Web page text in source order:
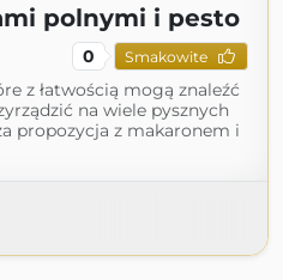
polnymi i pesto
0 Smakowite
z łatwością mogą znaleźć
na wiele pysznych
propozycja z makaronem i